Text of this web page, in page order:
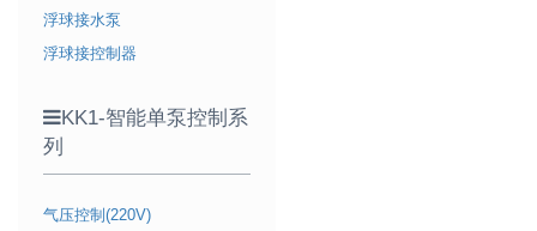
浮球接水泵
浮球接控制器
KK1-智能单泵控制系
列
气压控制(220V)